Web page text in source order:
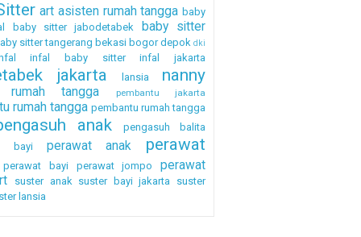
art asisten rumah tangga baby
baby sitter jabodetabek baby sitter
sitter tangerang bekasi bogor depok dki
infal baby sitter infal jakarta
jakarta lansia nanny
rumah tangga pembantu jakarta
rumah tangga pembantu rumah tangga
anak
pengasuh balita
bayi
perawat anak perawat
perawat bayi perawat jompo
perawat
suster anak suster bayi jakarta
suster
lansia